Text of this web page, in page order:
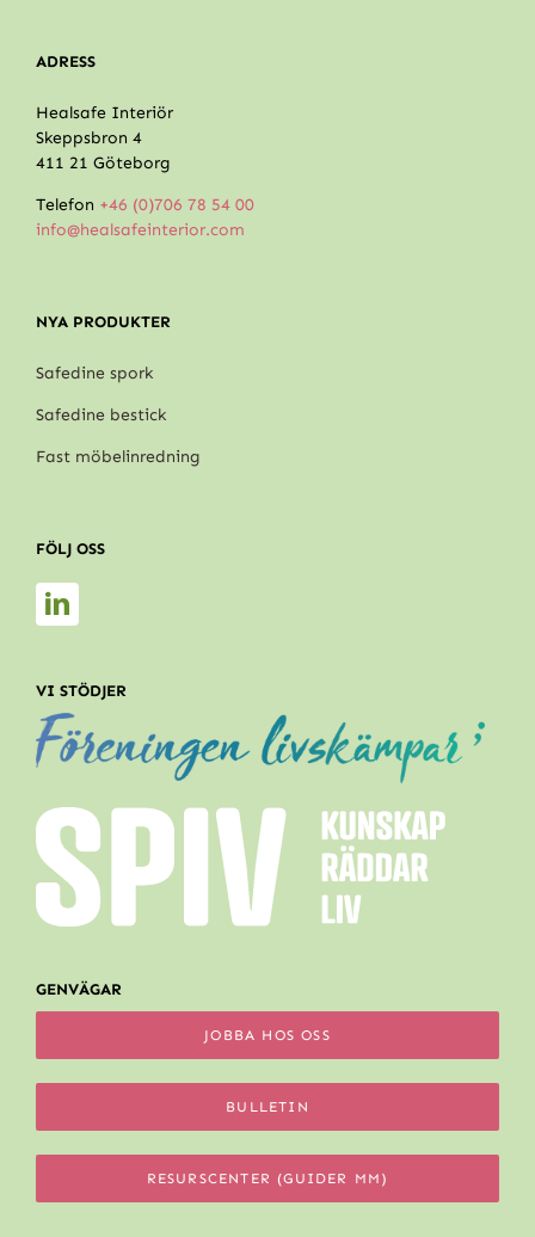
ADRESS
Healsafe Interiör
Skeppsbron 4
411 21 Göteborg
Telefon +46 (0)706 78 54 00
info@healsafeinterior.com
NYA PRODUKTER
Safedine spork
Safedine bestick
Fast möbelinredning
FÖLJ OSS
VI STÖDJER
GENVÄGAR
JOBBA HOS OSS
BULLETIN
RESURSCENTER (GUIDER MM)